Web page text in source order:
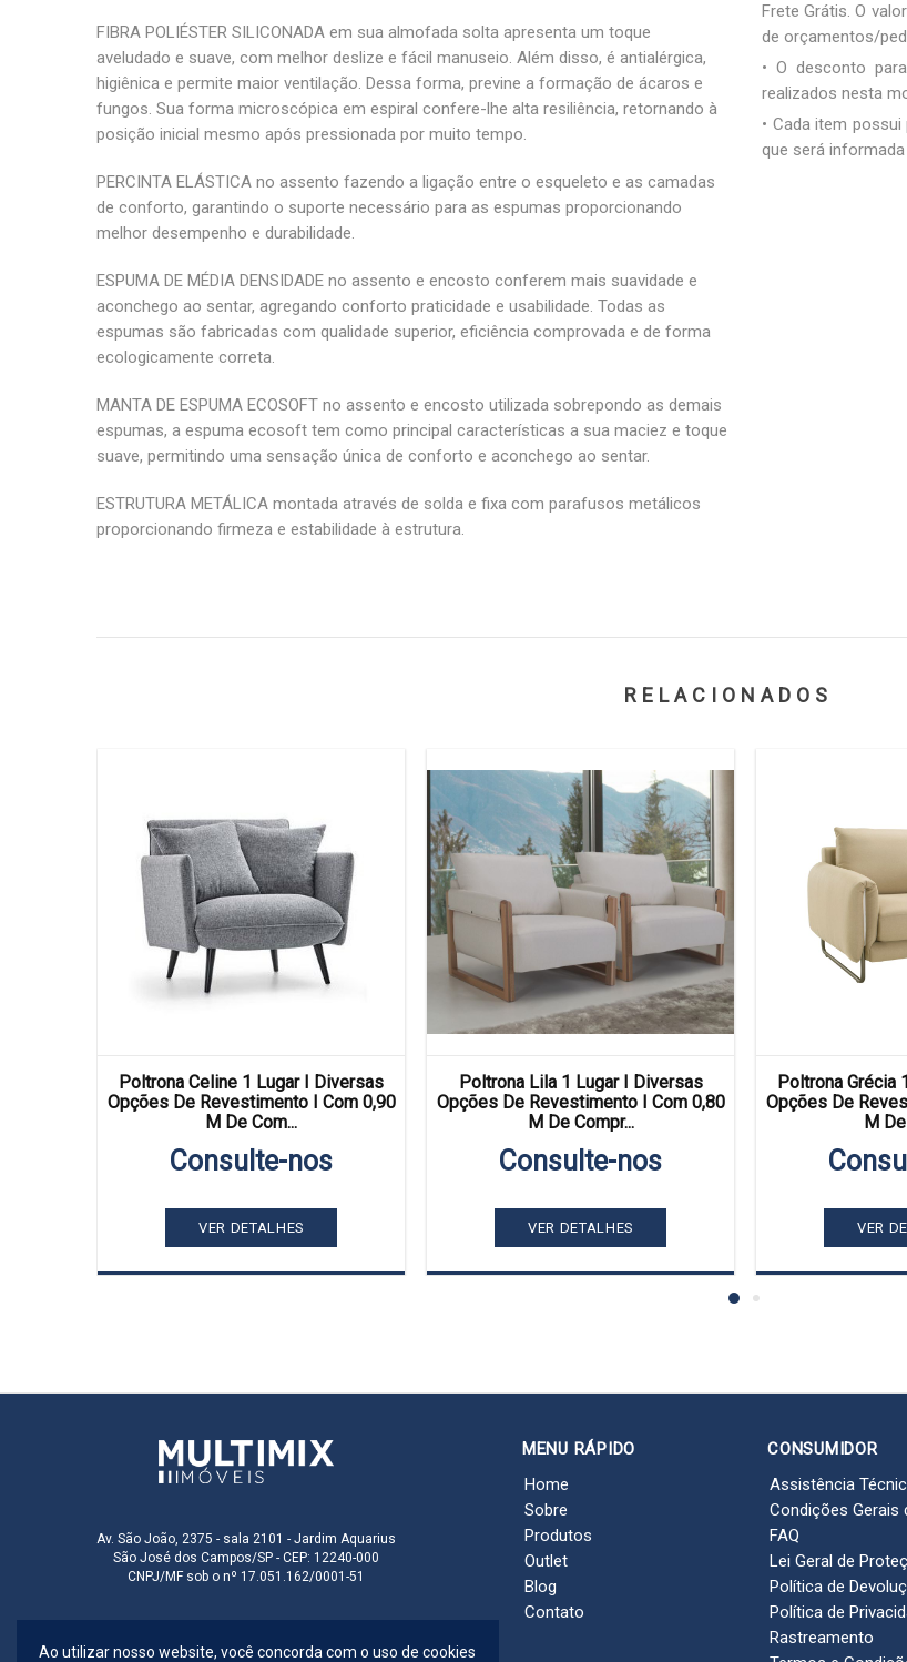
FIBRA POLIÉSTER SILICONADA em sua almofada solta apresenta um toque
aveludado e suave, com melhor deslize e fácil manuseio. Além disso, é antialérgica,
higiênica e permite maior ventilação. Dessa forma, previne a formação de ácaros e
fungos. Sua forma microscópica em espiral confere-lhe alta resiliência, retornando à
posição inicial mesmo após pressionada por muito tempo.
PERCINTA ELÁSTICA no assento fazendo a ligação entre o esqueleto e as camadas
de conforto, garantindo o suporte necessário para as espumas proporcionando
melhor desempenho e durabilidade.
ESPUMA DE MÉDIA DENSIDADE no assento e encosto conferem mais suavidade e
aconchego ao sentar, agregando conforto praticidade e usabilidade. Todas as
espumas são fabricadas com qualidade superior, eficiência comprovada e de forma
ecologicamente correta.
MANTA DE ESPUMA ECOSOFT no assento e encosto utilizada sobrepondo as demais
espumas, a espuma ecosoft tem como principal características a sua maciez e toque
suave, permitindo uma sensação única de conforto e aconchego ao sentar.
ESTRUTURA METÁLICA montada através de solda e fixa com parafusos metálicos
proporcionando firmeza e estabilidade à estrutura.
Frete Grátis. O
de orçamentos/
• O desconto
realizados nesta
• Cada item
que será
RELACIONADOS
Poltrona Celine 1 Lugar I Diversas
Opções De Revestimento I Com 0,90
M De Com...
Consulte-nos
VER DETALHES
Poltrona Lila 1 Lugar I Diversas
Opções De Revestimento I Com 0,80
M De Compr...
Consulte-nos
VER DETALHES
Poltrona Grécia
Opções De
M
VER
Av. São João, 2375 - sala 2101 - Jardim Aquarius
São José dos Campos/SP - CEP: 12240-000
CNPJ/MF sob o nº 17.051.162/0001-51
MENU RÁPIDO
Home
Sobre
Produtos
Outlet
Blog
Contato
CONSUMIDOR
Assistência
Condições Gerais
FAQ
Lei Geral de
Política de
Política de
Rastreamento
Ao utilizar nosso website, você concorda com o uso de cookies